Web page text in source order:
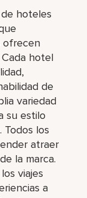
hoteles
ofrecen
hotel
de
variedad
su estilo
Todos los
atraer
la marca.
viajes
a